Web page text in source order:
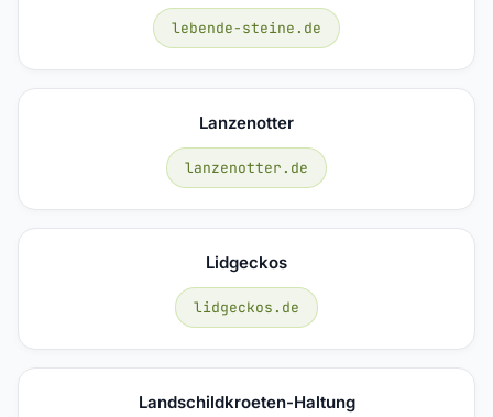
lebende-steine.de
Lanzenotter
lanzenotter.de
Lidgeckos
lidgeckos.de
Landschildkroeten-Haltung